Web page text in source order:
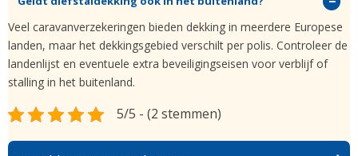
Veel caravanverzekeringen bieden dekking in meerdere Europese
landen, maar het dekkingsgebied verschilt per polis. Controleer de
landenlijst en eventuele extra beveiligingseisen voor verblijf of
stalling in het buitenland.
5/5 - (2 stemmen)